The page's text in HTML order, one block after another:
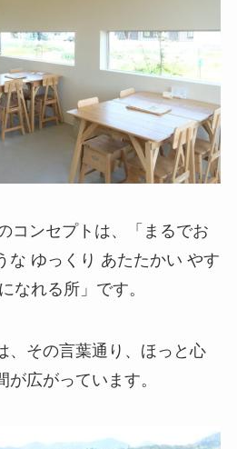
コンセプトは、「まるでお
な ゆっくり あたたかい やす
なれる所」です。
、その言葉通り、ほっと心
広がっています。